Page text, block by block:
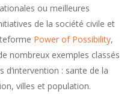
ou meilleures
de la société civile et
Power of Possibility,
nombreux exemples classés
d’intervention : sante de la
villes et population.